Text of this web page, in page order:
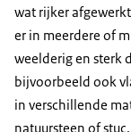
wat rijker
er in meerdere of
weelderig en sterk
bijvoorbeeld ook
in verschillende
natuursteen of